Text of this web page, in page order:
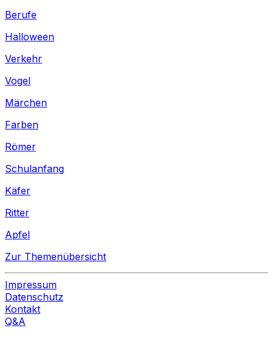
Berufe
Halloween
Verkehr
Vogel
Märchen
Farben
Römer
Schulanfang
Käfer
Ritter
Apfel
Zur Themenübersicht
Impressum
Datenschutz
Kontakt
Q&A